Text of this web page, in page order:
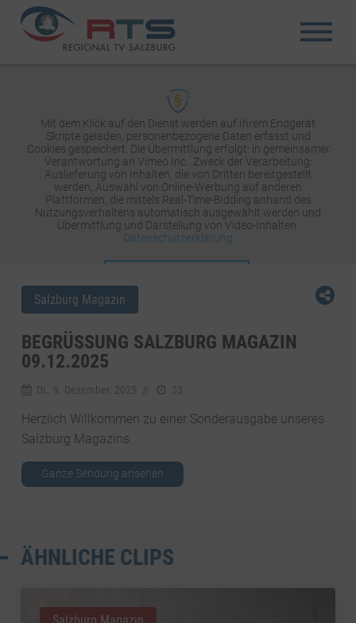
Mit dem Klick auf den Dienst werden auf Ihrem Endgerät
Skripte geladen, personenbezogene Daten erfasst und
Cookies gespeichert. Die Übermittlung erfolgt: in gemeinsamer
Verantwortung an Vimeo Inc.. Zweck der Verarbeitung:
Auslieferung von Inhalten, die von Dritten bereitgestellt
werden, Auswahl von Online-Werbung auf anderen
Plattformen, die mittels Real-Time-Bidding anhand des
Nutzungsverhaltens automatisch ausgewählt werden und
Übermittlung und Darstellung von Video-Inhalten.
Datenschutzerklärung
Salzburg Magazin
BEGRÜSSUNG SALZBURG MAGAZIN 0
9.12.2025
Di., 9. Dezember. 2025 23
Herzlich Willkommen zu einer Sonderausgabe unseres
Salzburg Magazins.
Ganze Sendung ansehen
ÄHNLICHE CLIPS
Salzburg Magazin